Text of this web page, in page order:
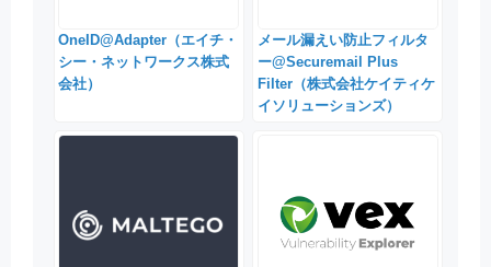
OneID@Adapter（エイチ・
シー・ネットワークス株式
会社）
メール漏えい防止フィルタ
ー@Securemail Plus
Filter（株式会社ケイティケ
イソリューションズ）